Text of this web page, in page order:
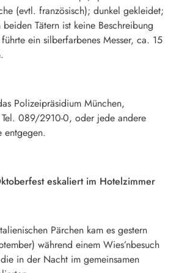
(evtl. französisch); dunkel gekleidet;
Tätern ist keine Beschreibung
ein silberfarbenes Messer, ca. 15
Polizeipräsidium München,
Tel. 089/2910-0, oder jede andere
entgegen.
eskaliert im Hotelzimmer
Pärchen kam es gestern
während einem Wies’nbesuch
in der Nacht im gemeinsamen